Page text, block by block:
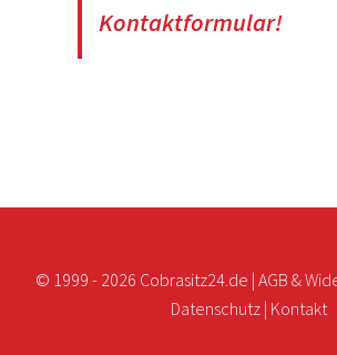
Kontaktformular!
© 1999 - 2026 Cobrasitz24.de | AGB &
Datenschutz| Kontakt